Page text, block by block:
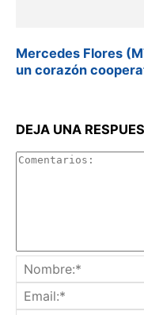
Mercedes Flores
un corazón
DEJA UNA